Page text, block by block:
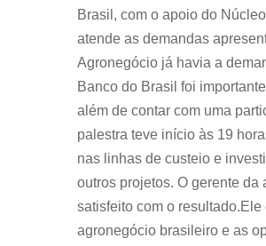
Brasil, com o apoio do
atende as demandas
Agronegócio já havia a
Banco do Brasil foi
além de contar com uma
palestra teve início às 19
nas linhas de custeio e
outros projetos. O gerente
satisfeito com o
agronegócio brasileiro e as